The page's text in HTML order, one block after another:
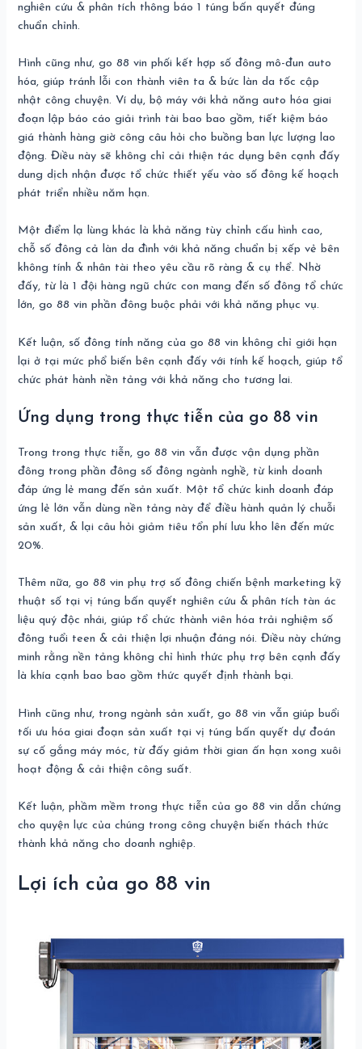
nghiên cứu & phân tích thông báo 1 túng bấn quyết đúng
chuẩn chỉnh.
Hình cũng như, go 88 vin phối kết hợp số đông mô-đun auto
hóa, giúp tránh lỗi con thành viên ta & bức làn da tốc cập
nhật công chuyện. Ví dụ, bộ máy với khả năng auto hóa giai
đoạn lập báo cáo giải trình tài bao bao gồm, tiết kiệm báo
giá thành hàng giờ công câu hỏi cho buồng ban lực lượng lao
động. Điều này sẽ không chỉ cải thiện tác dụng bên cạnh đấy
dung dịch nhận được tổ chức thiết yếu vào số đông kế hoạch
phát triển nhiều năm hạn.
Một điểm lạ lùng khác là khả năng tùy chỉnh cấu hình cao,
chỗ số đông cả làn da đình với khả năng chuẩn bị xếp vẻ bên
không tính & nhân tài theo yêu cầu rõ ràng & cụ thể. Nhờ
đấy, từ là 1 đội hàng ngũ chức con mang đến số đông tổ chức
lớn, go 88 vin phần đông buộc phải với khả năng phục vụ.
Kết luận, số đông tính năng của go 88 vin không chỉ giới hạn
lại ở tại mức phổ biến bên cạnh đấy với tính kế hoạch, giúp tổ
chức phát hành nền tảng với khả năng cho tương lai.
Ứng dụng trong thực tiễn của go 88 vin
Trong trong thực tiễn, go 88 vin vẫn được vận dụng phần
đông trong phần đông số đông ngành nghề, từ kinh doanh
đáp ứng lẻ mang đến sản xuất. Một tổ chức kinh doanh đáp
ứng lẻ lớn vẫn dùng nền tảng này để điều hành quản lý chuỗi
sản xuất, & lại câu hỏi giảm tiêu tổn phí lưu kho lên đến mức
20%.
Thêm nữa, go 88 vin phụ trợ số đông chiến bệnh marketing kỹ
thuật số tại vị túng bấn quyết nghiên cứu & phân tích tàn ác
liệu quý độc nhái, giúp tổ chức thành viên hóa trải nghiệm số
đông tuổi teen & cải thiện lợi nhuận đáng nói. Điều này chứng
minh rằng nền tảng không chỉ hình thức phụ trợ bên cạnh đấy
là khía cạnh bao bao gồm thức quyết định thành bại.
Hình cũng như, trong ngành sản xuất, go 88 vin vẫn giúp buổi
tối ưu hóa giai đoạn sản xuất tại vị túng bấn quyết dự đoán
sự cố gắng máy móc, từ đấy giảm thời gian ấn hạn xong xuôi
hoạt động & cải thiện công suất.
Kết luận, phầm mềm trong thực tiễn của go 88 vin dẫn chứng
cho quyện lực của chúng trong công chuyện biến thách thức
thành khả năng cho doanh nghiệp.
Lợi ích của go 88 vin